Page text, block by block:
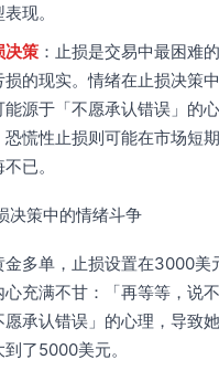
现。
决策 ：止损是交易中最困难
损的现实。情绪在止损决策
源于「不愿承认错误」的
慌性止损则可能在市场短
已。
决策中的情绪斗争
金多单，止损设置在3000美
充满不甘：「再等等，说不
承认错误」的心理，导致
了5000美元。